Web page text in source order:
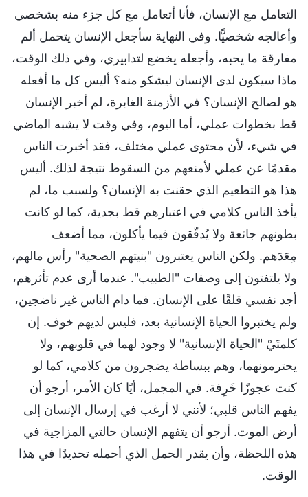
التعامل مع الإنسان، فأنا أتعامل مع كل جزء منه بشخصي
وأعالجه شخصيًّا. وفي النهاية سأجعل الإنسان يتحمل ألم
مفارقة ما يحبه، وأجعله يخضع لتدابيري، وفي ذلك الوقت،
ماذا سيكون لدى الإنسان ليشكو منه؟ أليس كل ما أفعله
هو لصالح الإنسان؟ في الأزمنة الغابرة، لم أخبر الإنسان
قط بخطوات عملي، أما اليوم، وفي وقت لا يشبه الماضي
في شيء، لأن محتوى عملي مختلف، فقد أخبرت الناس
مقدمًا عن عملي لأمنعهم من السقوط نتيجة لذلك. أليس
هذا هو التطعيم الذي حقنت به الإنسان؟ ولسبب ما، لم
يأخذ الناس كلامي في اعتبارهم قط بجدية، كما لو كانت
بطونهم جائعة ولا يُدقّقون فيما يأكلون، مما أضعف
مِعَدَهم. ولكن الناس يعتبرون "بنيتهم الصحية" رأس مالهم،
ولا يلتفتون إلى وصفات "الطبيب". عندما أرى عدم تأثرهم،
أجد نفسي قلقًا على الإنسان. فما دام الناس غير ناضجين،
ولم يختبروا الحياة الإنسانية بعد، فليس لديهم خوف. إن
كلمتَيْ "الحياة الإنسانية" لا وجود لهما في قلوبهم، ولا
يحترمونهما، وهم ببساطة يضجرون من كلامي، كما لو
كنت عجوزًا خَرِفة. في المجمل، أيًا كان الأمر، أرجو أن
يفهم الناس قلبي؛ لأنني لا أرغب في إرسال الإنسان إلى
أرض الموت. أرجو أن يتفهم الإنسان حالتي المزاجية في
هذه اللحظة، وأن يقدر الحمل الذي أحمله تحديدًا في هذا
الوقت.